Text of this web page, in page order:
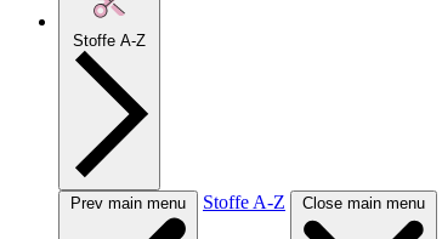
Stoffe A-Z
Prev main menu Stoffe A-Z Close main menu